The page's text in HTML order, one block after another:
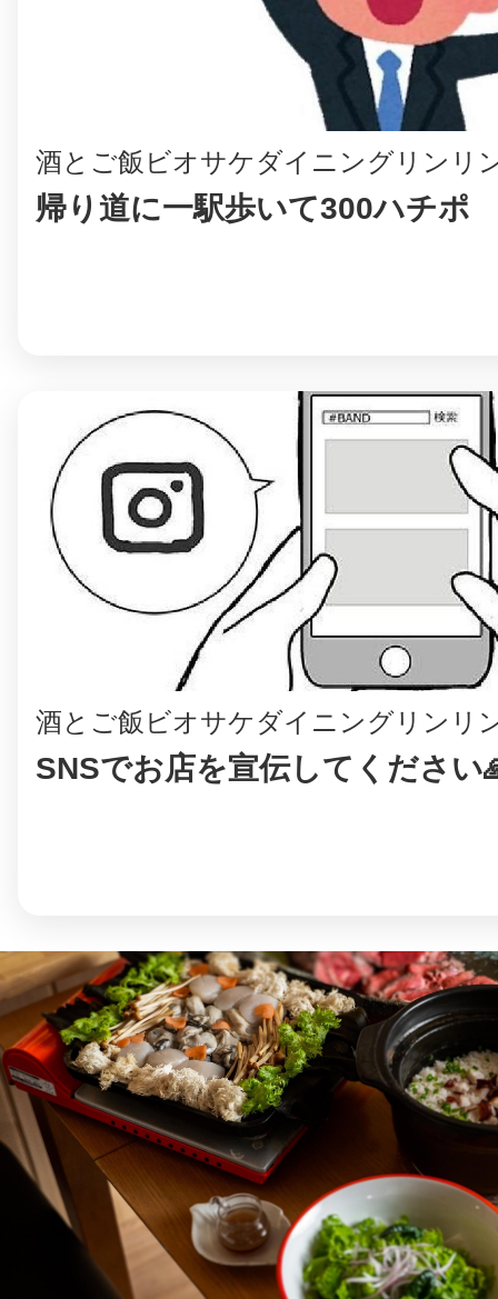
酒とご飯ビオサケダイニングリンリ
帰り道に一駅歩いて300ハチポ
酒とご飯ビオサケダイニングリンリ
SNSでお店を宣伝してください
まちのコイン
お知らせ
ヘルプ
プライバシーポ
©︎ KAYAC Inc.All